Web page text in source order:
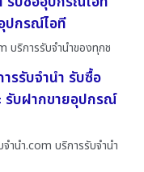
ปกรณ์ไอที
บริการรับจำนำของทุกช
รรับจำนำ รับซื้อ
รับฝากขายอุปกรณ์
านํา.com บริการรับจำนำ